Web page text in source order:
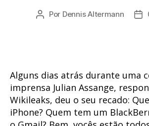
Autor
Por Dennis Altermann
Alguns dias atrás durante uma
imprensa Julian Assange,
Wikileaks, deu o seu recado:
iPhone? Quem tem um